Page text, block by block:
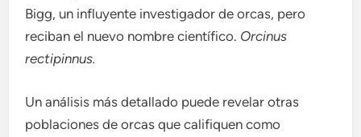
Bigg, un influyente investigador de orcas, pero
reciban el nuevo nombre científico. Orcinus
rectipinnus.
Un análisis más detallado puede revelar otras
poblaciones de orcas que califiquen como